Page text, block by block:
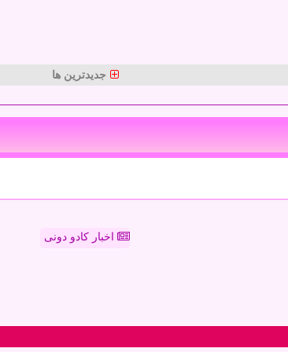
جدیدترین ها
اخبار کادو دونی